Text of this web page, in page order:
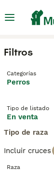
Filtros
Categorías
Perros
Tipo de listado
En venta
Tipo de raza
Incluir cruces
Raza